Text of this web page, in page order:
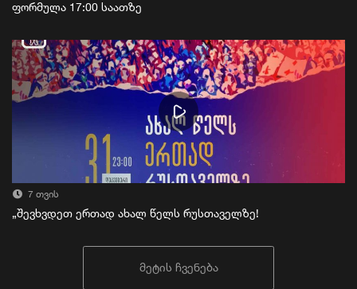
ფორმულა 17:00 საათზე
7 თვის
„შევხვდეთ ერთად ახალ წელს რუსთაველზე!
მეტის ჩვენება